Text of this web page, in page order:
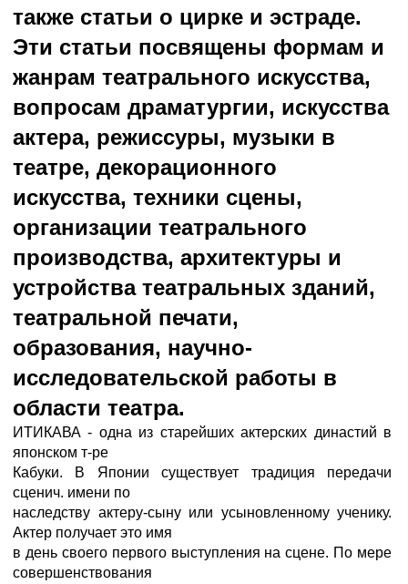
также статьи о цирке и эстраде.
Эти статьи посвящены формам и
жанрам театрального искусства,
вопросам драматургии, искусства
актера, режиссуры, музыки в
театре, декорационного
искусства, техники сцены,
организации театрального
производства, архитектуры и
устройства театральных зданий,
театральной печати,
образования, научно-
исследовательской работы в
области театра.
ИТИКАВА - одна из старейших актерских династий в
японском т-ре
Кабуки. В Японии существует традиция передачи
сценич. имени по
наследству актеру-сыну или усыновленному ученику.
Актер получает это имя
в день своего первого выступления на сцене. По мере
совершенствования